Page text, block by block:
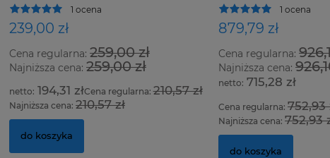
1 ocena
239,00 zł
Cena regularna: 259,00 zł
Najniższa cena: 259,00 zł
194,31 złCena regularna:210,57 zł
Najniższa cena: 210,57 zł
do koszyka
1 ocena
879,79 zł
Cena regularna:
Najniższa cena:
715,28 zł
Cena regularna: 752,93
Najniższa cena: 752,93
do koszyka